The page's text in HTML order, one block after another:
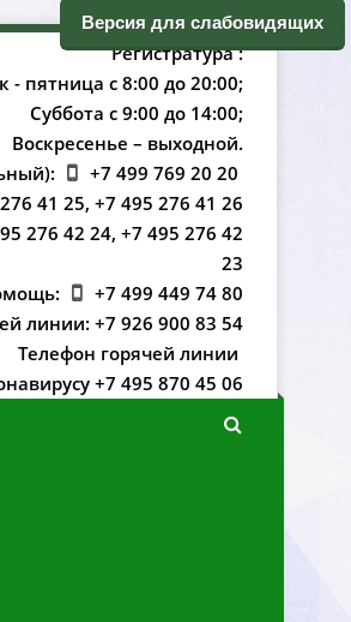
Регистратура :
- пятница с 8:00 до 20:00;
Суббота с 9:00 до 14:00;
оскресенье – выходной.
+7 499 769 20 20
41 25, +7 495 276 41 26
276 42 24, +7 495 276 42
23
+7 499 449 74 80
линии: +7 926 900 83 54
Телефон горячей линии
+7 495 870 45 06
ерсия для слабовидящих